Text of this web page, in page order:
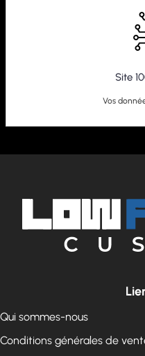
Site
Vos
Qui sommes-nous
Conditions générales de